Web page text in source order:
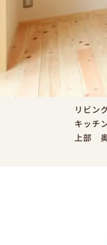
リビン
キッチ
上部